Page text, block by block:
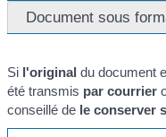
Document sous
Si l'original du document
été transmis par courrier
conseillé de le conserver